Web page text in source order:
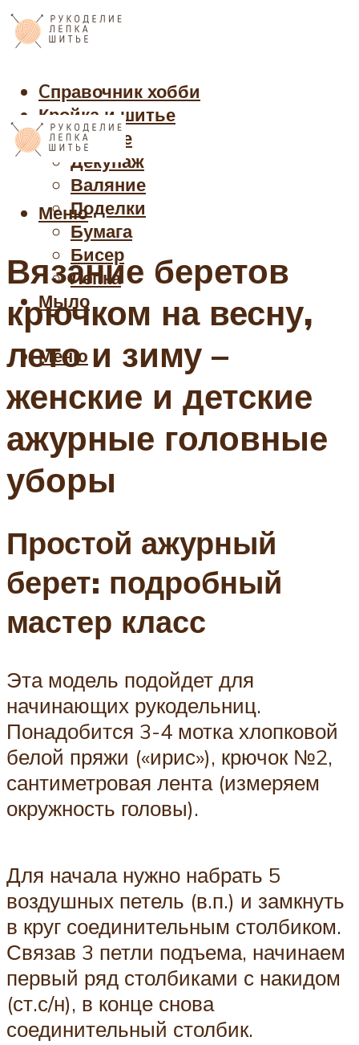
Cправочник хобби
Кройка и шитье
Рукоделие
Декупаж
Валяние
Поделки
Бумага
Бисер
Лепка
Мыло
Меню
Меню
Вязание беретов
крючком на весну,
лето и зиму –
женские и детские
ажурные головные
уборы
Простой ажурный
берет: подробный
мастер класс
Эта модель подойдет для
начинающих рукодельниц.
Понадобится 3-4 мотка хлопковой
белой пряжи («ирис»), крючок №2,
сантиметровая лента (измеряем
окружность головы).
Для начала нужно набрать 5
воздушных петель (в.п.) и замкнуть
в круг соединительным столбиком.
Связав 3 петли подъема, начинаем
первый ряд столбиками с накидом
(ст.с/н), в конце снова
соединительный столбик.